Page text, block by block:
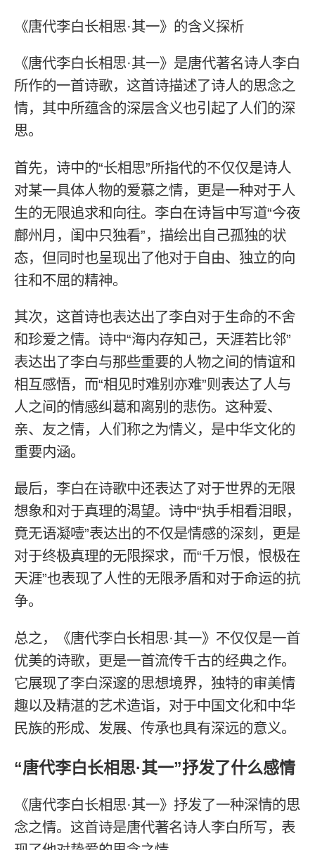
《唐代李白长相思·其一》的含义探析
《唐代李白长相思·其一》是唐代著名诗人李白
所作的一首诗歌，这首诗描述了诗人的思念之
情，其中所蕴含的深层含义也引起了人们的深
思。
首先，诗中的“长相思”所指代的不仅仅是诗人
对某一具体人物的爱慕之情，更是一种对于人
生的无限追求和向往。李白在诗旨中写道“今夜
鄜州月，闺中只独看”，描绘出自己孤独的状
态，但同时也呈现出了他对于自由、独立的向
往和不屈的精神。
其次，这首诗也表达出了李白对于生命的不舍
和珍爱之情。诗中“海内存知己，天涯若比邻”
表达出了李白与那些重要的人物之间的情谊和
相互感悟，而“相见时难别亦难”则表达了人与
人之间的情感纠葛和离别的悲伤。这种爱、
亲、友之情，人们称之为情义，是中华文化的
重要内涵。
最后，李白在诗歌中还表达了对于世界的无限
想象和对于真理的渴望。诗中“执手相看泪眼，
竟无语凝噎”表达出的不仅是情感的深刻，更是
对于终极真理的无限探求，而“千万恨，恨极在
天涯”也表现了人性的无限矛盾和对于命运的抗
争。
总之，《唐代李白长相思·其一》不仅仅是一首
优美的诗歌，更是一首流传千古的经典之作。
它展现了李白深邃的思想境界，独特的审美情
趣以及精湛的艺术造诣，对于中国文化和中华
民族的形成、发展、传承也具有深远的意义。
“唐代李白长相思·其一”抒发了什么感情
《唐代李白长相思·其一》抒发了一种深情的思
念之情。这首诗是唐代著名诗人李白所写，表